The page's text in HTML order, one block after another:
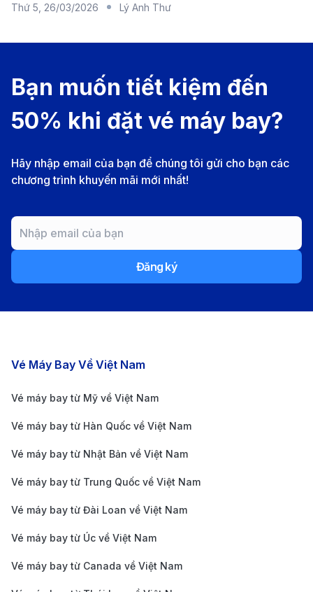
Thai AirAsia 1–2 chuyến/ngày
Vietnam Airlines 1–3 chuyến/ngày TP.HCM,
Vietjet Air 1–2 chuyến/ngày TP.HCM,
Scoot 1 chuyến/ngày
Thai Airways
Lưu ý: Thông tin trong bảng trên liên tục thay đổi. Để
cập nhật thông tin mới nhất về các hãng hàng không,
hãng bay và hạng vé bạn chọn. Để thuận tiện cho
bạn,190 Booking đã thống kê bảng giá tham khảo
sau:
Giá vé máy bay từ Phuket đi Hà Nội một chiều
Giá vé máy bay từ Phuket đi Hà Nội khứ hồi
động từ 4.182.167 - 9.993.381 VND.
Giá vé một chiều
Thứ 5 26/03/2026 Lý Anh Thư
Bạn muốn tiết kiệm đến
50% khi đặt vé máy bay?
Hãy nhập email của bạn để chúng tôi gửi cho bạn các
chương trình khuyến mãi mới nhất!
Đăng ký
Các chặng bay nổi bật
Vé Máy Bay Về Việt Nam
Vé máy bay từ Mỹ về Việt Nam
Vé máy bay từ Hàn Quốc về Việt Nam
Vé máy bay từ Nhật Bản về Việt Nam
Vé máy bay từ Trung Quốc về Việt Nam
Vé máy bay từ Đài Loan về Việt Nam
Vé máy bay từ Úc về Việt Nam
Vé máy bay từ Canada về Việt Nam